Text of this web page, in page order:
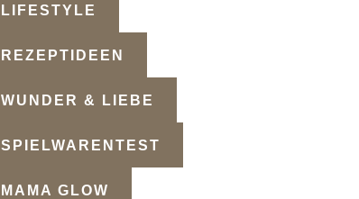
LIFESTYLE
REZEPTIDEEN
WUNDER & LIEBE
SPIELWARENTEST
MAMA GLOW